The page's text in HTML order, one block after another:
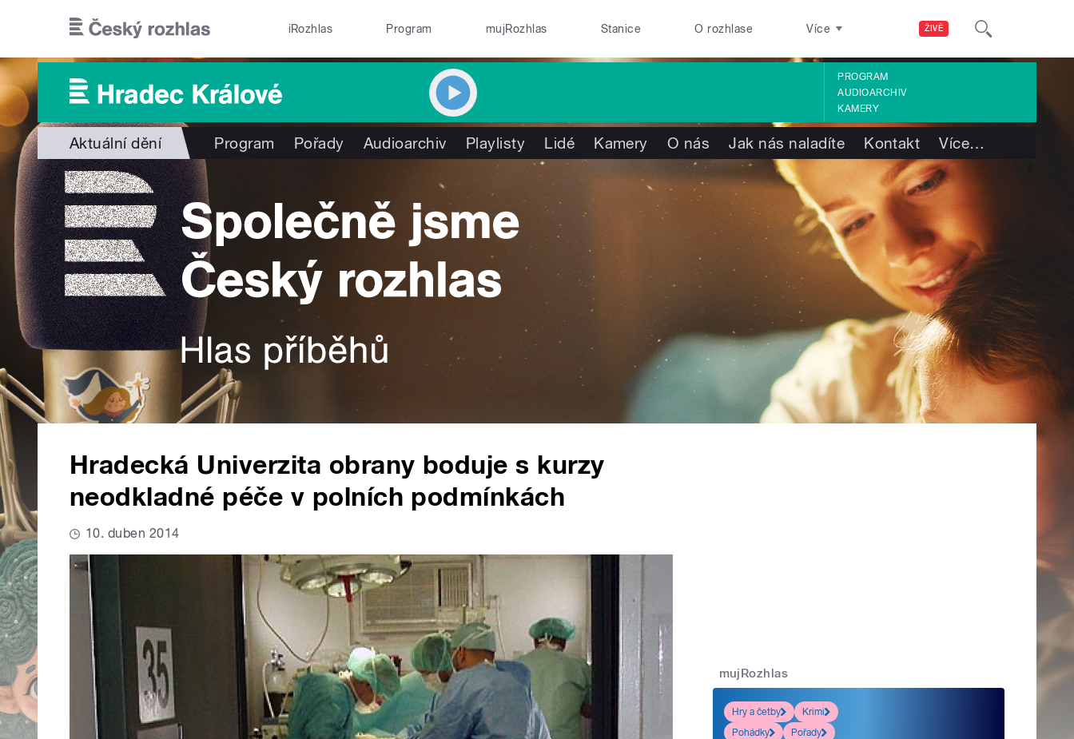
ŽIVĚ
iRozhlas Program mujRozhlas Stanice O rozhlase Více
PROGRAM
AUDIOARCHIV
KAMERY
Aktuální dění Program Pořady Audioarchiv Playlisty Lidé Kamery O nás Jak nás naladíte Kontakt Více…
Hradecká Univerzita obrany boduje s kurzy
neodkladné péče v polních podmínkách
10. duben 2014
mujRozhlas
Hry a četby
Krimi
Pohádky
Pořady